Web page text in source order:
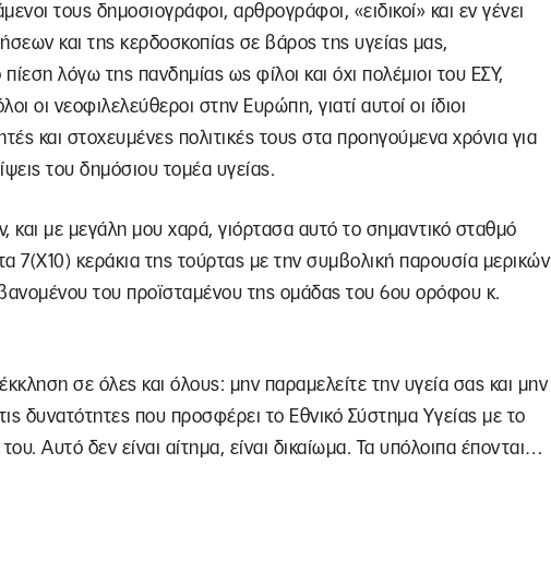
τους δημοσιογράφοι, αρθρογράφοι, «ειδικοί» και εν γένει
και της κερδοσκοπίας σε βάρος της υγείας μας,
λόγω της πανδημίας ως φίλοι και όχι πολέμιοι του ΕΣΥ,
οι νεοφιλελεύθεροι στην Ευρώπη, γιατί αυτοί οι ίδιοι
και στοχευμένες πολιτικές τους στα προηγούμενα χρόνια για
του δημόσιου τομέα υγείας.
και με μεγάλη μου χαρά, γιόρτασα αυτό το σημαντικό σταθμό
7(Χ10) κεράκια της τούρτας με την συμβολική παρουσία μερικών
του προϊσταμένου της ομάδας του 6ου ορόφου κ.
σε όλες και όλους: μην παραμελείτε την υγεία σας και μην
τις δυνατότητες που προσφέρει το Εθνικό Σύστημα Υγείας με το
Αυτό δεν είναι αίτημα, είναι δικαίωμα. Τα υπόλοιπα έπονται…